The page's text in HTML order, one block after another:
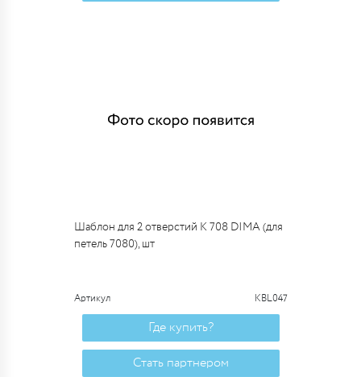
Шаблон для 2 отверстий К 708 DIMA (для
петель 7080), шт
Артикул KBL047
Где купить?
Стать партнером